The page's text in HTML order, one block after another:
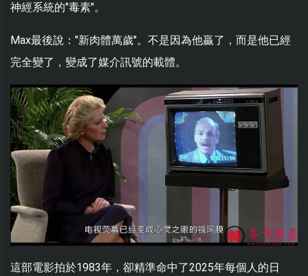
神經系統的"毒素"。
Max最後說："新肉體萬歲"。不是因為他贏了，而是他已經
完全變了，變成了媒介訊號的載體。
這部電影拍於1983年，卻精準命中了2025年每個人的日